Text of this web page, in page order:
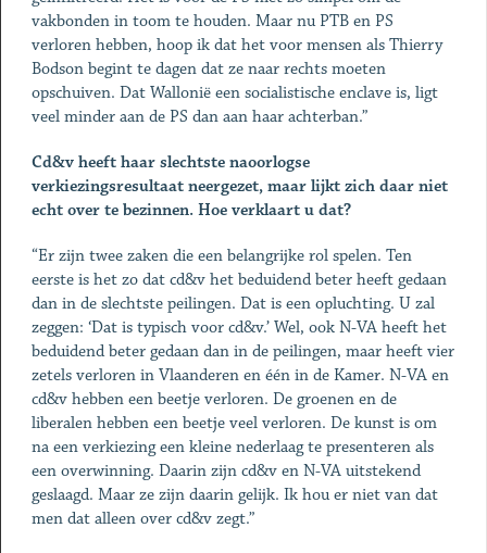
vakbonden in toom te houden. Maar nu PTB en PS
verloren hebben, hoop ik dat het voor mensen als Thierry
Bodson begint te dagen dat ze naar rechts moeten
opschuiven. Dat Wallonië een socialistische enclave is, ligt
veel minder aan de PS dan aan haar achterban.”
Cd&v heeft haar slechtste naoorlogse
verkiezingsresultaat neergezet, maar lijkt zich daar niet
echt over te bezinnen. Hoe verklaart u dat?
“Er zijn twee zaken die een belangrijke rol spelen. Ten
eerste is het zo dat cd&v het beduidend beter heeft gedaan
dan in de slechtste peilingen. Dat is een opluchting. U zal
zeggen: ‘Dat is typisch voor cd&v.’ Wel, ook N-VA heeft het
beduidend beter gedaan dan in de peilingen, maar heeft vier
zetels verloren in Vlaanderen en één in de Kamer. N-VA en
cd&v hebben een beetje verloren. De groenen en de
liberalen hebben een beetje veel verloren. De kunst is om
na een verkiezing een kleine nederlaag te presenteren als
een overwinning. Daarin zijn cd&v en N-VA uitstekend
geslaagd. Maar ze zijn daarin gelijk. Ik hou er niet van dat
men dat alleen over cd&v zegt.”